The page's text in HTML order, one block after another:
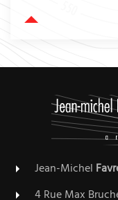
Jean-Michel
4 Rue Max